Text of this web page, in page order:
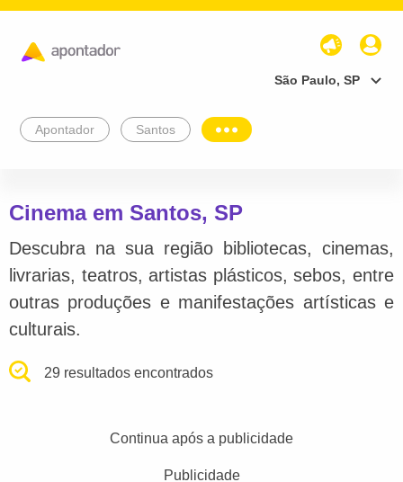
São Paulo, SP
Apontador Santos
Cinema em Santos, SP
Descubra na sua região bibliotecas, cinemas,
livrarias, teatros, artistas plásticos, sebos, entre
outras produções e manifestações artísticas e
culturais.
29 resultados encontrados
Continua após a publicidade
Publicidade